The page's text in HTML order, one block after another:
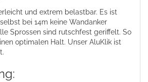
und extrem belastbar. Es ist
bei 14m keine Wandanker
Sprossen sind rutschfest geriffelt. So
optimalen Halt. Unser AluKlik ist